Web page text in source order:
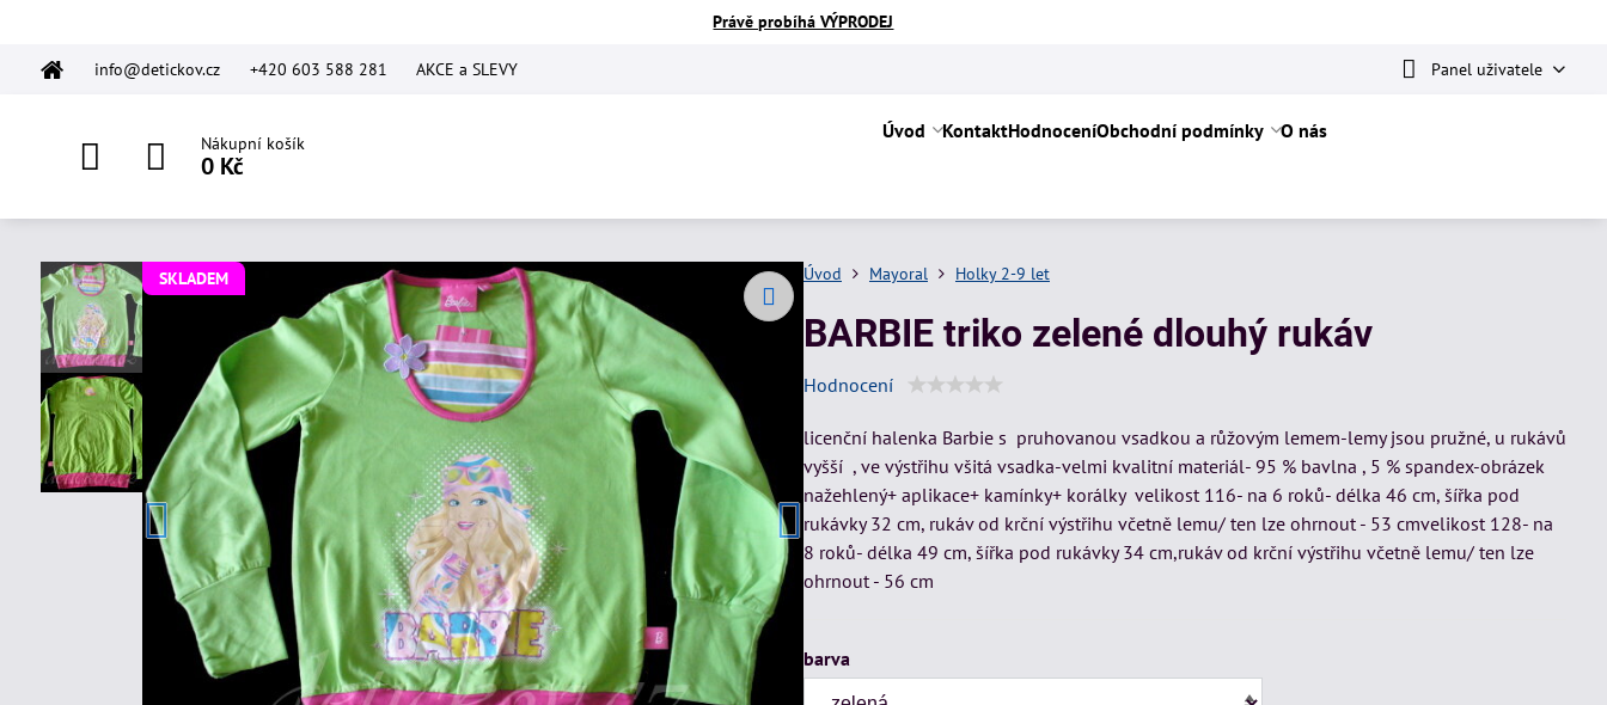
Právě probíhá VÝPRODEJ
info@detickov.cz +420 603 588 281 AKCE a SLEVY Panel uživatele
Nákupní košík
0 Kč
Úvod KontaktHodnoceníObchodní podmínky O nás
SKLADEM Úvod Mayoral Holky 2-9 let
BARBIE triko zelené dlouhý rukáv
Hodnocení
licenční halenka Barbie s pruhovanou vsadkou a růžovým lemem-lemy jsou pružné, u rukávů
vyšší , ve výstřihu všitá vsadka-velmi kvalitní materiál- 95 % bavlna , 5 % spandex-obrázek
nažehlený+ aplikace+ kamínky+ korálky velikost 116- na 6 roků- délka 46 cm, šířka pod
rukávky 32 cm, rukáv od krční výstřihu včetně lemu/ ten lze ohrnout - 53 cmvelikost 128- na
8 roků- délka 49 cm, šířka pod rukávky 34 cm,rukáv od krční výstřihu včetně lemu/ ten lze
ohrnout - 56 cm
barva